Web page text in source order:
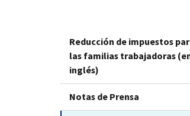
Reducción de impuestos
las familias trabajadoras
inglés)
Notas de Prensa